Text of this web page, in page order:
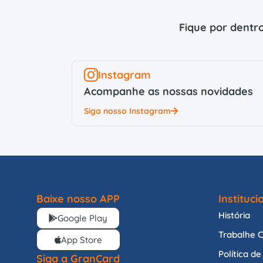
Fique por
Instagram
Acompanhe as nossas novidades
Siga nosso Instagram
Baixe nosso APP
Google Play
App Store
Siga a GranCard
História
Trabalhe
Política